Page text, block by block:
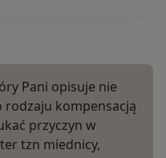
Pani opisuje nie
kompensacją
przyczyn w
tzn miednicy,